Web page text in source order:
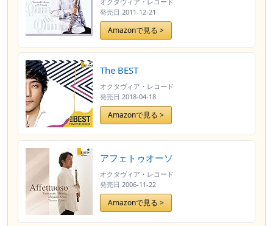
発売日 2011-12-21
Amazonで見る >
The BEST
オクタヴィア・レコード
発売日 2018-04-18
Amazonで見る >
アフェトゥオーソ
オクタヴィア・レコード
発売日 2006-11-22
Amazonで見る >